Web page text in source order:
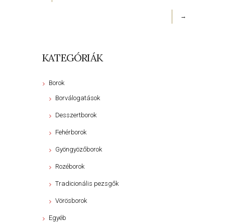
→
KATEGÓRIÁK
Borok
Borválogatások
Desszertborok
Fehérborok
Gyöngyözőborok
Rozéborok
Tradicionális pezsgők
Vörösborok
Egyéb